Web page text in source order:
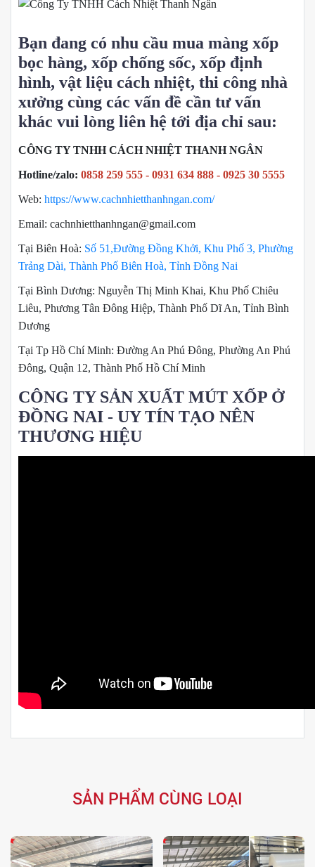
Bạn đang có nhu cầu mua màng xốp
bọc hàng, xốp chống sốc, xốp định
hình, vật liệu cách nhiệt, thi công nhà
xưởng cùng các vấn đề cần tư vấn
khác vui lòng liên hệ tới địa chỉ sau:
CÔNG TY TNHH CÁCH NHIỆT THANH NGÂN
Hotline/zalo: 0858 259 555 - 0931 634 888 - 0925 30 5555
Web: https://www.cachnhietthanhngan.com/
Email: cachnhietthanhngan@gmail.com
Tại Biên Hoà: Số 51,Đường Đồng Khởi, Khu Phố 3, Phường
Trảng Dài, Thành Phố Biên Hoà, Tỉnh Đồng Nai
Tại Bình Dương: Nguyễn Thị Minh Khai, Khu Phố Chiêu
Liêu, Phương Tân Đông Hiệp, Thành Phố Dĩ An, Tỉnh Bình
Dương
Tại Tp Hồ Chí Minh: Đường An Phú Đông, Phường An Phú
Đông, Quận 12, Thành Phố Hồ Chí Minh
CÔNG TY SẢN XUẤT MÚT XỐP Ở
ĐỒNG NAI - UY TÍN TẠO NÊN
THƯƠNG HIỆU
SẢN PHẨM CÙNG LOẠI